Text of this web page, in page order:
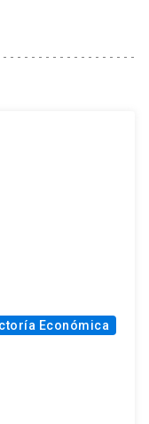
Económica